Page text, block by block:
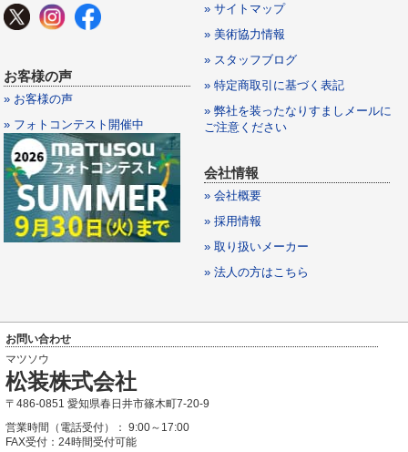
お客様の声
» お客様の声
» フォトコンテスト開催中
» サイトマップ
» 美術協力情報
» スタッフブログ
» 特定商取引に基づく表記
» 弊社を装ったなりすましメールに
ご注意ください
会社情報
» 会社概要
» 採用情報
» 取り扱いメーカー
» 法人の方はこちら
お問い合わせ
マツソウ
松装株式会社
〒486-0851 愛知県春日井市篠木町7-20-9
営業時間（電話受付）： 9:00～17:00
FAX受付：24時間受付可能